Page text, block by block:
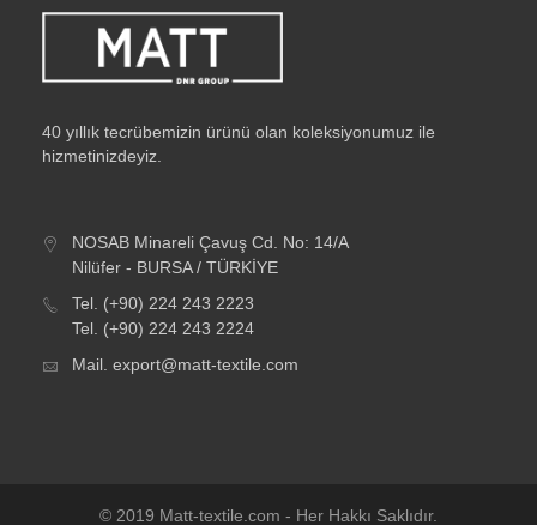
40 yıllık tecrübemizin ürünü olan koleksiyonumuz ile
hizmetinizdeyiz.
NOSAB Minareli Çavuş Cd. No: 14/A
Nilüfer - BURSA / TÜRKİYE
Tel. (+90) 224 243 2223
Tel. (+90) 224 243 2224
Mail. export@matt-textile.com
© 2019 Matt-textile.com - Her Hakkı Saklıdır.